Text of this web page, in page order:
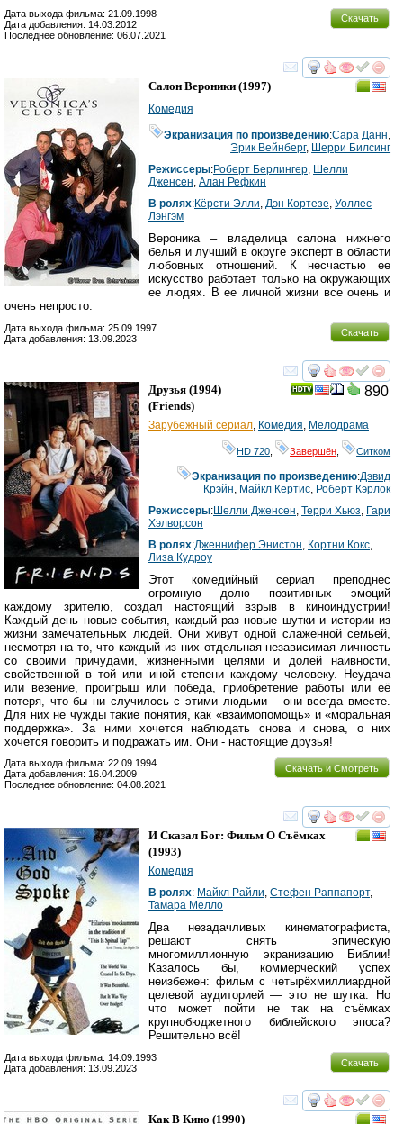
Скачать
Дата выхода фильма: 21.09.1998
Дата добавления: 14.03.2012
Последнее обновление: 06.07.2021
смотреть
Салон Вероники (1997)
Комедия
Экранизация по произведению:Сара Данн,
Эрик Вейнберг, Шерри Билсинг
Режиссеры:Роберт Берлингер, Шелли
Дженсен, Алан Рефкин
В ролях:Кёрсти Элли, Дэн Кортезе, Уоллес
Лэнгэм
Вероника – владелица салона нижнего
белья и лучший в округе эксперт в области
любовных отношений. К несчастью ее
искусство работает только на окружающих
ее людях. В ее личной жизни все очень и
очень непросто.
Скачать
Дата выхода фильма: 25.09.1997
Дата добавления: 13.09.2023
смотреть
890
Друзья (1994)
(Friends)
Зарубежный сериал Комедия Мелодрама
HD 720 Завершён Ситком
Экранизация по произведению:Дэвид
Крэйн Майкл Кертис Роберт Кэрлок
Режиссеры:Шелли Дженсен Терри Хьюз Гари
Хэлворсон
В ролях:Дженнифер Энистон Кортни Кокс
Лиза Кудроу
Этот комедийный сериал преподнес
огромную долю позитивных эмоций
каждому зрителю, создал настоящий взрыв в киноиндустрии!
Каждый день новые события, каждый раз новые шутки и истории из
жизни замечательных людей. Они живут одной слаженной семьей,
несмотря на то, что каждый из них отдельная независимая личность
со своими причудами, жизненными целями и долей наивности,
свойственной в той или иной степени каждому человеку. Неудача
или везение, проигрыш или победа, приобретение работы или её
потеря, что бы ни случилось с этими людьми – они всегда вместе.
Для них не чужды такие понятия, как «взаимопомощь» и «моральная
поддержка». За ними хочется наблюдать снова и снова, о них
хочется говорить и подражать им. Они - настоящие друзья!
Скачать и Смотреть
Дата выхода фильма: 22.09.1994
Дата добавления: 16.04.2009
Последнее обновление: 04.08.2021
смотреть
И Сказал Бог: Фильм О Съёмках
(1993)
Комедия
В ролях: Майкл Райли, Стефен Раппапорт,
Тамара Мелло
Два незадачливых кинематографиста,
решают снять эпическую
многомиллионную экранизацию Библии!
Казалось бы, коммерческий успех
неизбежен: фильм с четырёхмиллиардной
целевой аудиторией — это не шутка. Но
что может пойти не так на съёмках
крупнобюджетного библейского эпоса?
Решительно всё!
Скачать
Дата выхода фильма: 14.09.1993
Дата добавления: 13.09.2023
смотреть
Как В Кино (1990)